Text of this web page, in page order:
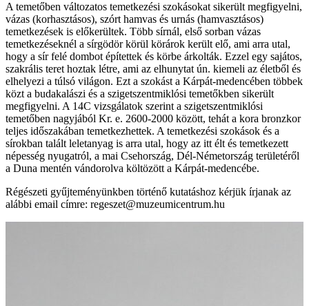
A temetőben változatos temetkezési szokásokat sikerült megfigyelni,
vázas (korhasztásos), szórt hamvas és urnás (hamvasztásos)
temetkezések is előkerültek. Több sírnál, első sorban vázas
temetkezéseknél a sírgödör körül körárok került elő, ami arra utal,
hogy a sír felé dombot építettek és körbe árkolták. Ezzel egy sajátos,
szakrális teret hoztak létre, ami az elhunytat ún. kiemeli az életből és
elhelyezi a túlsó világon. Ezt a szokást a Kárpát-medencében többek
közt a budakalászi és a szigetszentmiklósi temetőkben sikerült
megfigyelni. A 14C vizsgálatok szerint a szigetszentmiklósi
temetőben nagyjából Kr. e. 2600-2000 között, tehát a kora bronzkor
teljes időszakában temetkezhettek. A temetkezési szokások és a
sírokban talált leletanyag is arra utal, hogy az itt élt és temetkezett
népesség nyugatról, a mai Csehország, Dél-Németország területéről
a Duna mentén vándorolva költözött a Kárpát-medencébe.
Régészeti gyűjteményünkben történő kutatáshoz kérjük írjanak az
alábbi email címre: regeszet@muzeumicentrum.hu